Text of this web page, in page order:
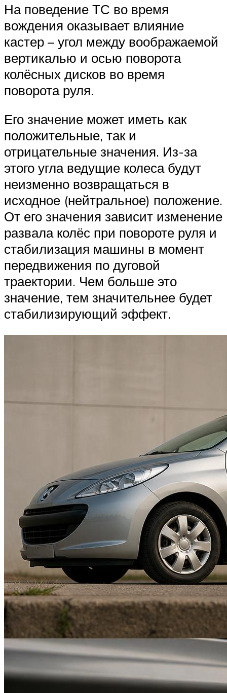
На поведение ТС во время
вождения оказывает влияние
кастер – угол между воображаемой
вертикалью и осью поворота
колёсных дисков во время
поворота руля.
Его значение может иметь как
положительные, так и
отрицательные значения. Из-за
этого угла ведущие колеса будут
неизменно возвращаться в
исходное (нейтральное) положение.
От его значения зависит изменение
развала колёс при повороте руля и
стабилизация машины в момент
передвижения по дуговой
траектории. Чем больше это
значение, тем значительнее будет
стабилизирующий эффект.